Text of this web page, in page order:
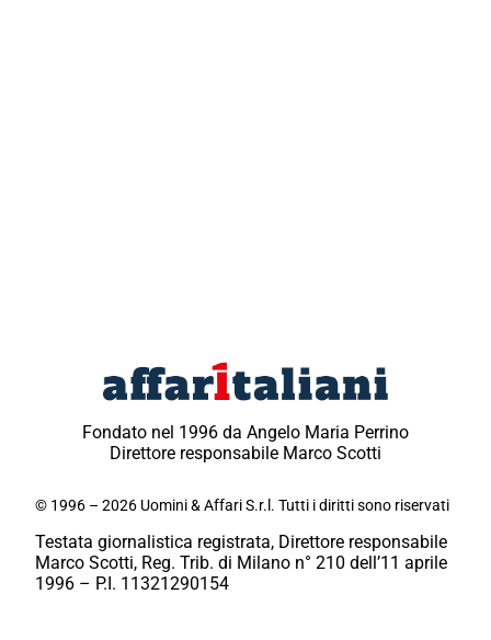
Fondato nel 1996 da Angelo Maria Perrino
Direttore responsabile Marco Scotti
© 1996 – 2026 Uomini & Affari S.r.l. Tutti i diritti sono riservati
Testata giornalistica registrata, Direttore responsabile
Marco Scotti, Reg. Trib. di Milano n° 210 dell’11 aprile
1996 – P.I. 11321290154